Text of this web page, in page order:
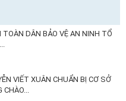
TOÀN DÂN BẢO VỆ AN NINH TỔ
VIẾT XUÂN CHUẨN BỊ CƠ SỞ
CHÀO...